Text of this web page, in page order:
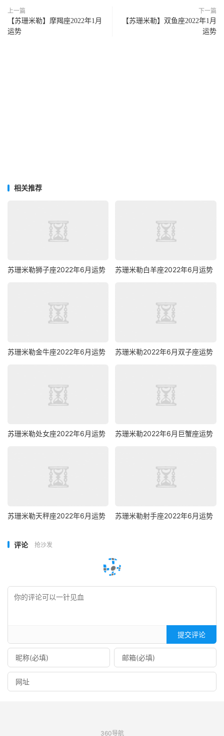
上一篇
【苏珊米勒】摩羯座2022年1月
运势
下一篇
【苏珊米勒】双鱼座2022年1月
运势
相关推荐
苏珊米勒狮子座2022年6月运势 苏珊米勒白羊座2022年6月运势
苏珊米勒金牛座2022年6月运势 苏珊米勒2022年6月双子座运势
苏珊米勒处女座2022年6月运势 苏珊米勒2022年6月巨蟹座运势
苏珊米勒天秤座2022年6月运势 苏珊米勒射手座2022年6月运势
评论 抢沙发
提交评论
360导航